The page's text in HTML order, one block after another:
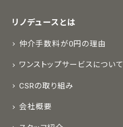
リノデュースとは
仲介手数料が0円の理由
ワンストップサービスについて
CSRの取り組み
会社概要